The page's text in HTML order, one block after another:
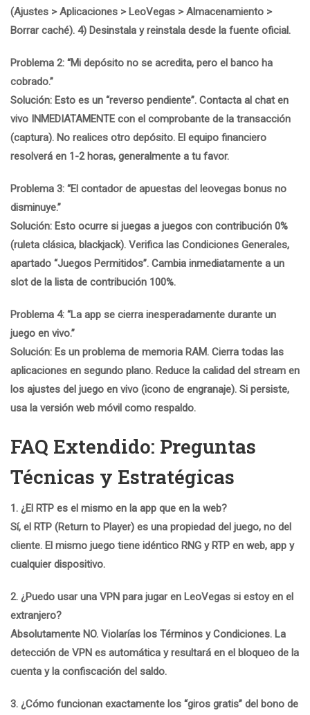
(Ajustes > Aplicaciones > LeoVegas > Almacenamiento >
Borrar caché). 4) Desinstala y reinstala desde la fuente oficial.
Problema 2: “Mi depósito no se acredita, pero el banco ha
cobrado.”
Solución: Esto es un “reverso pendiente”. Contacta al chat en
vivo INMEDIATAMENTE con el comprobante de la transacción
(captura). No realices otro depósito. El equipo financiero
resolverá en 1-2 horas, generalmente a tu favor.
Problema 3: “El contador de apuestas del leovegas bonus no
disminuye.”
Solución: Esto ocurre si juegas a juegos con contribución 0%
(ruleta clásica, blackjack). Verifica las Condiciones Generales,
apartado “Juegos Permitidos”. Cambia inmediatamente a un
slot de la lista de contribución 100%.
Problema 4: “La app se cierra inesperadamente durante un
juego en vivo.”
Solución: Es un problema de memoria RAM. Cierra todas las
aplicaciones en segundo plano. Reduce la calidad del stream en
los ajustes del juego en vivo (icono de engranaje). Si persiste,
usa la versión web móvil como respaldo.
FAQ Extendido: Preguntas
Técnicas y Estratégicas
1. ¿El RTP es el mismo en la app que en la web?
Sí, el RTP (Return to Player) es una propiedad del juego, no del
cliente. El mismo juego tiene idéntico RNG y RTP en web, app y
cualquier dispositivo.
2. ¿Puedo usar una VPN para jugar en LeoVegas si estoy en el
extranjero?
Absolutamente NO. Violarías los Términos y Condiciones. La
detección de VPN es automática y resultará en el bloqueo de la
cuenta y la confiscación del saldo.
3. ¿Cómo funcionan exactamente los “giros gratis” del bono de